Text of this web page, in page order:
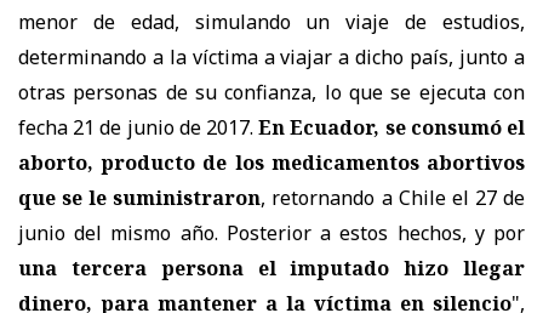
menor de edad, simulando un viaje de estudios,
determinando a la víctima a viajar a dicho país, junto a
otras personas de su confianza, lo que se ejecuta con
fecha 21 de junio de 2017.En Ecuador, se consumó el
aborto, producto de los medicamentos abortivos
que se le suministraron, retornando a Chile el 27 de
junio del mismo año. Posterior a estos hechos, y por
una tercera persona el imputado hizo llegar
dinero, para mantener a la víctima en silencio",